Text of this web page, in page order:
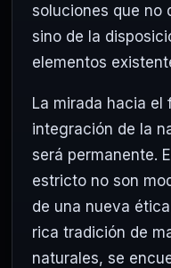
soluciones que no
sino de la
elementos
La mirada hacia el
integración de la
será permanente.
estricto no son
de una nueva
rica tradición de
naturales, se